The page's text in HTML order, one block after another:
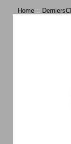
Home ::